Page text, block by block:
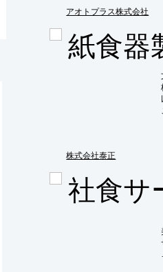
アオトプラス株式会社
紙食器
株式会社泰正
社食サ